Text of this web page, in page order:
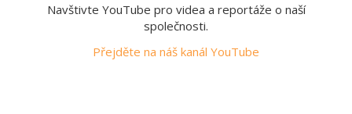
Navštivte YouTube pro videa a reportáže o naší
společnosti.
Přejděte na náš kanál YouTube